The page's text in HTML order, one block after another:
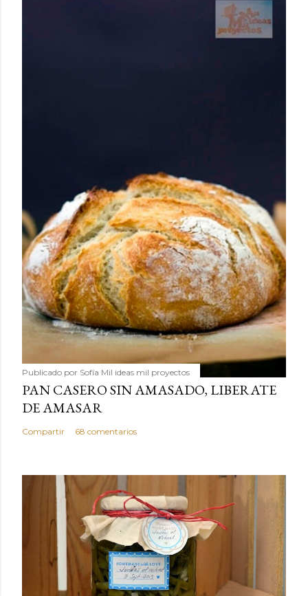
Publicado por Sofía Mil ideas mil proyectos
PAN CASERO SIN AMASADO, LIBERATE
DE AMASAR
Compartir 68 comentarios